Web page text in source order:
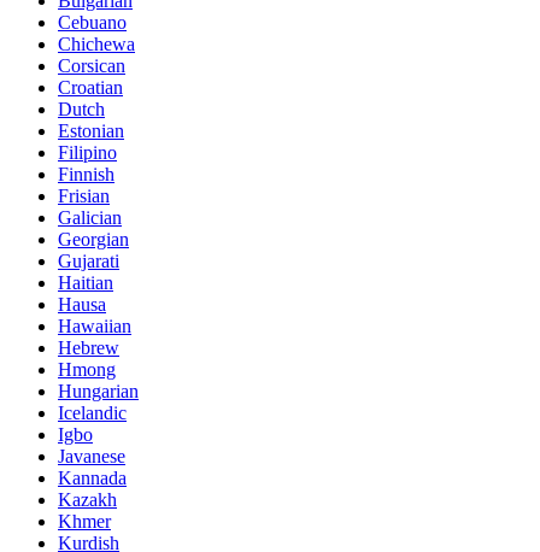
Cebuano
Chichewa
Corsican
Croatian
Dutch
Estonian
Filipino
Finnish
Frisian
Galician
Georgian
Gujarati
Haitian
Hausa
Hawaiian
Hebrew
Hmong
Hungarian
Icelandic
Igbo
Javanese
Kannada
Kazakh
Khmer
Kurdish